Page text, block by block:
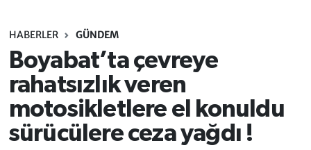
HABERLER GÜNDEM
Boyabat’ta çevreye
rahatsızlık veren
motosikletlere el konuldu
sürücülere ceza yağdı !
Sinop Trafik Yoğunluk Haritası
Süper Lig Puan Durumu ve Fikstür
Tüm Manşetler
Son Dakika Haberleri